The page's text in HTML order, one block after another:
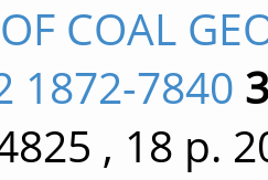
COAL
1872-7840
, 18 p.